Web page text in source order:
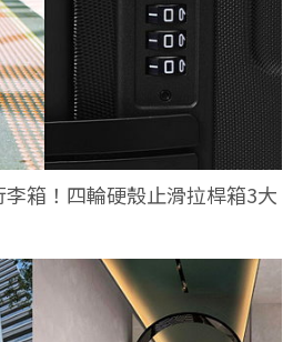
箱！四輪硬殼止滑拉桿箱3大